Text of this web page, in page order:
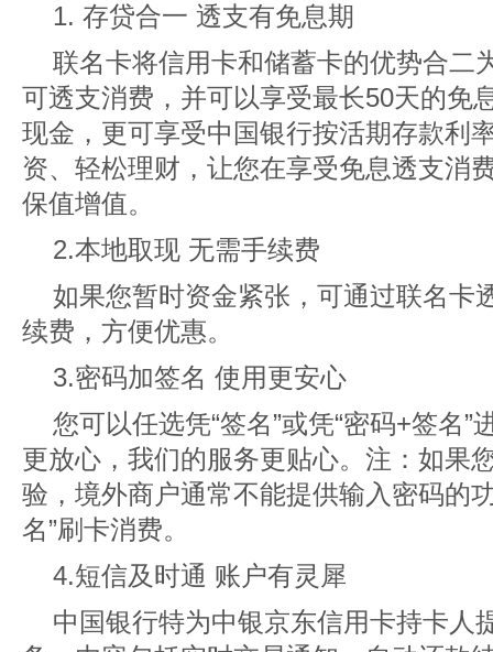
1. 存贷合一 透支有免息期
联名卡将信用卡和储蓄卡的优势合二
可透支消费，并可以享受最长50天的免
现金，更可享受中国银行按活期存款利
资、轻松理财，让您在享受免息透支消
保值增值。
2.本地取现 无需手续费
如果您暂时资金紧张，可通过联名卡
续费，方便优惠。
3.密码加签名 使用更安心
您可以任选凭“签名”或凭“密码+签名
更放心，我们的服务更贴心。注：如果
验，境外商户通常不能提供输入密码的
名”刷卡消费。
4.短信及时通 账户有灵犀
中国银行特为中银京东信用卡持卡人